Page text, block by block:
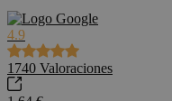
4.9
1740 Valoraciones